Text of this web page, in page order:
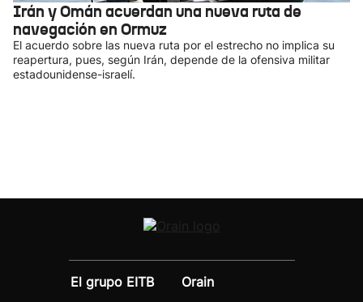
Irán y Omán acuerdan una nueva ruta de
navegación en Ormuz
El acuerdo sobre las nueva ruta por el estrecho no implica su
reapertura, pues, según Irán, depende de la ofensiva militar
estadounidense-israelí.
El grupo EITB
Orain